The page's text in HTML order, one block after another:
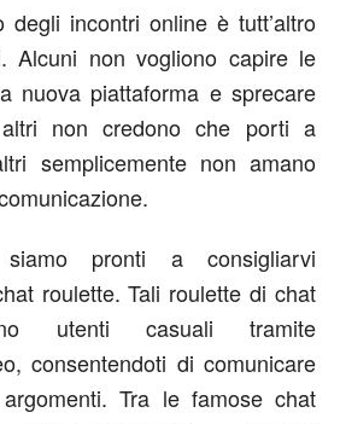
degli incontri online è tutt’altro
Alcuni non vogliono capire le
nuova piattaforma e sprecare
non credono che porti a
semplicemente non amano
pronti a consigliarvi
roulette. Tali roulette di chat
utenti casuali tramite
consentendoti di comunicare
Tra le famose chat